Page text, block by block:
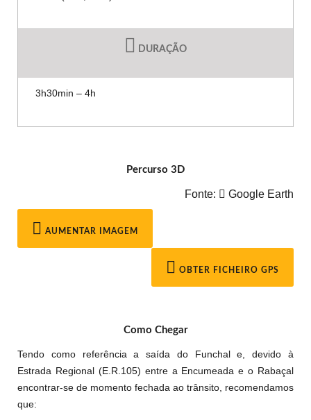
DURAÇÃO
3h30min – 4h
Percurso 3D
Fonte: Google Earth
AUMENTAR IMAGEM
OBTER FICHEIRO GPS
Como Chegar
Tendo como referência a saída do Funchal e, devido à
Estrada Regional (E.R.105) entre a Encumeada e o Rabaçal
encontrar-se de momento fechada ao trânsito, recomendamos
que: